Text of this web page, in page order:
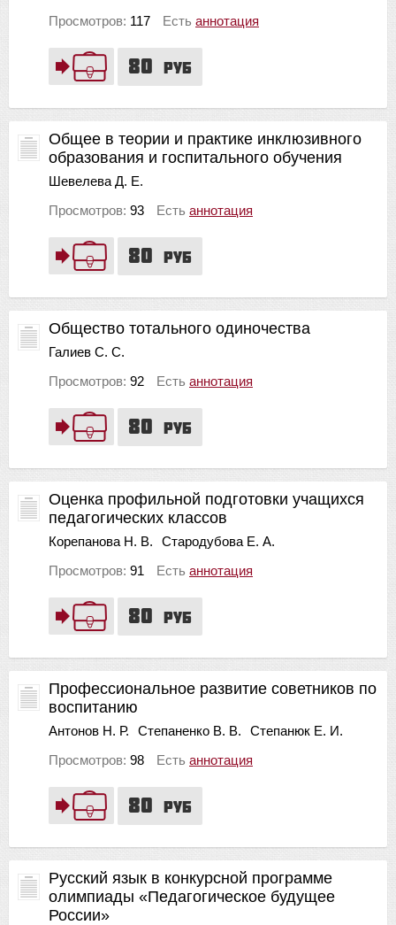
80 руб
Просмотров: 117 Есть аннотация
80 руб
Общее в теории и практике инклюзивного
образования и госпитального обучения
Шевелева Д. Е.
Просмотров: 93 Есть аннотация
80 руб
Общество тотального одиночества
Галиев С. С.
Просмотров: 92 Есть аннотация
80 руб
Оценка профильной подготовки учащихся
педагогических классов
Корепанова Н. В.
Стародубова Е. А.
Просмотров: 91 Есть аннотация
80 руб
Профессиональное развитие советников по
воспитанию
Антонов Н. Р. Степаненко В. В.
Степанюк Е. И.
Просмотров: 98 Есть аннотация
Русский язык в конкурсной программе
олимпиады «Педагогическое будущее
России»